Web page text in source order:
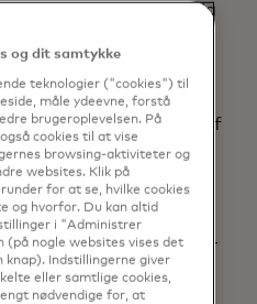
har spillet en betydelig
af
tokenisering, open
Sherri hos Banc of
strukturerede
Arps, Slate,
har en Juris Doctor-
og en Bachelor
Duke University. Hun
Museum of
og dit samtykke
teknologier ("cookies") til
måle ydeevne, forstå
brugeroplevelsen. På
cookies til at vise
browsing-aktiviteter og
websites. Klik på
for at se, hvilke cookies
og hvorfor. Du kan altid
i "Administrer
(på nogle websites vises det
knap). Indstillingerne giver
eller samtlige cookies,
nødvendige for, at